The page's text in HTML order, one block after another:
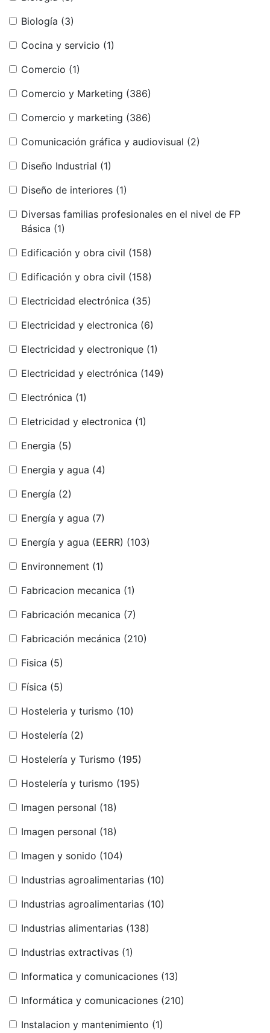
Biología (3)
Cocina y servicio (1)
Comercio (1)
Comercio y Marketing (386)
Comercio y marketing (386)
Comunicación gráfica y audiovisual (2)
Diseño Industrial (1)
Diseño de interiores (1)
Diversas familias profesionales en el nivel de FP
Básica (1)
Edificación y obra civil (158)
Edificación y obra civil (158)
Electricidad electrónica (35)
Electricidad y electronica (6)
Electricidad y electronique (1)
Electricidad y electrónica (149)
Electrónica (1)
Eletricidad y electronica (1)
Energia (5)
Energia y agua (4)
Energía (2)
Energía y agua (7)
Energía y agua (EERR) (103)
Environnement (1)
Fabricacion mecanica (1)
Fabricación mecanica (7)
Fabricación mecánica (210)
Fisica (5)
Física (5)
Hosteleria y turismo (10)
Hostelería (2)
Hostelería y Turismo (195)
Hostelería y turismo (195)
Imagen personal (18)
Imagen personal (18)
Imagen y sonido (104)
Industrias agroalimentarias (10)
Industrias agroalimentarias (10)
Industrias alimentarias (138)
Industrias extractivas (1)
Informatica y comunicaciones (13)
Informática y comunicaciones (210)
Instalacion y mantenimiento (1)